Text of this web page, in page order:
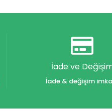
İade ve
İade & değişim